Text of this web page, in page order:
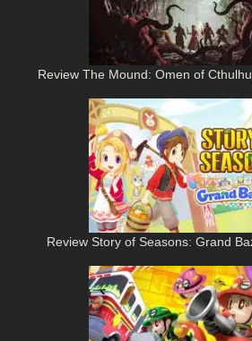
Review The Mound: Omen of
Review Story of Seasons: Grand